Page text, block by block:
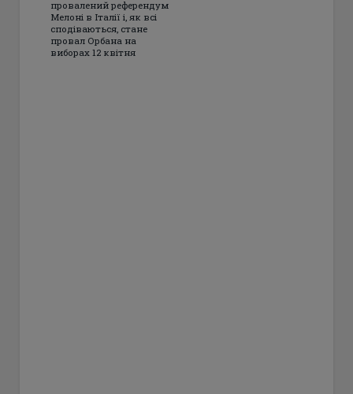
провалений референдум
Мелоні в Італії і, як всі
сподіваються, стане
провал Орбана на
виборах 12 квітня